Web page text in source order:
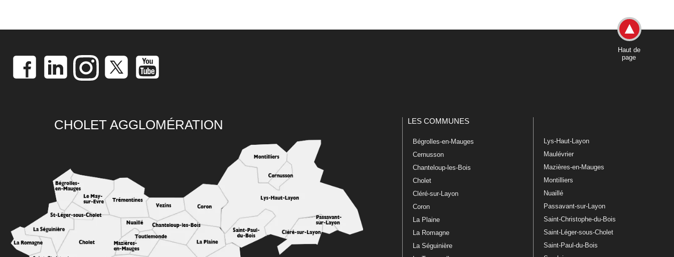
Haut de
page
CHOLET AGGLOMÉRATION LES COMMUNES
Bégrolles-en-Mauges
Cernusson
Chanteloup-les-Bois
Cholet
Cléré-sur-Layon
Coron
La Plaine
La Romagne
La Séguinière
Lys-Haut-Layon
Maulévrier
Mazières-en-Mauges
Montilliers
Nuaillé
Passavant-sur-Layon
Saint-Christophe-du-Bois
Saint-Léger-sous-Cholet
Saint-Paul-du-Bois